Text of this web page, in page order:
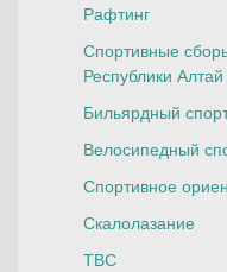
Рафтинг
Спортивные
Республики
Бильярдный
Велосипедный
Спортивное
Скалолазание
ТВС